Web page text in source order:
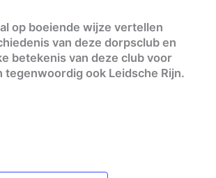
op boeiende wijze vertellen
van deze dorpsclub en
betekenis van deze club voor
tegenwoordig ook Leidsche Rijn.